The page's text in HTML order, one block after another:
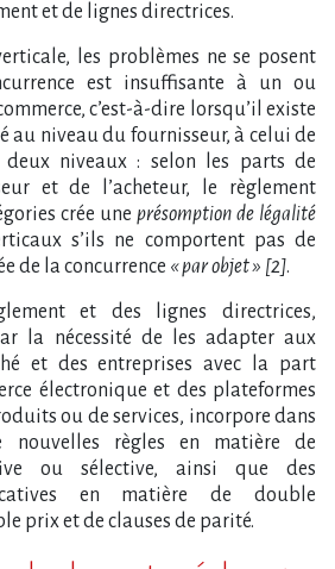
et de lignes directrices.
les problèmes ne se posent
est insuffisante à un ou
c’est-à-dire lorsqu’il existe
au niveau du fournisseur, à celui de
deux niveaux : selon les parts de
et de l’acheteur, le règlement
crée une présomption de légalité
s’ils ne comportent pas de
de la concurrence « par objet » [2].
et des lignes directrices,
la nécessité de les adapter aux
et des entreprises avec la part
électronique et des plateformes
ou de services, incorpore dans
nouvelles règles en matière de
ou sélective, ainsi que des
en matière de double
prix et de clauses de parité.